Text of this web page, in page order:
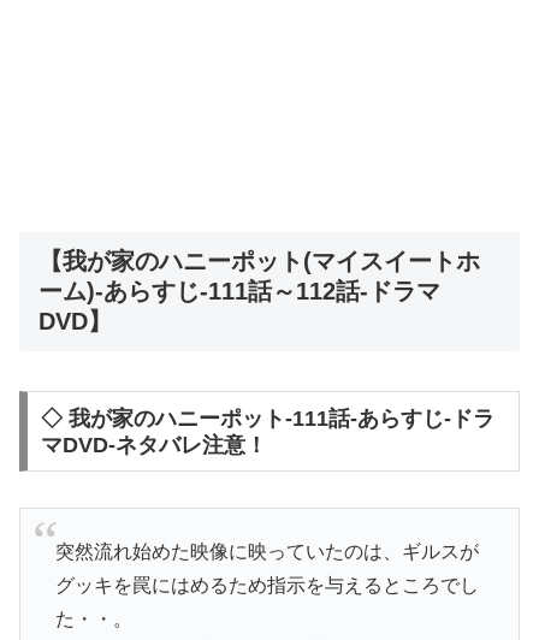
【我が家のハニーポット(マイスイートホ
ーム)-あらすじ-111話～112話-ドラマ
DVD】
◇ 我が家のハニーポット-111話-あらすじ-ドラ
マDVD-ネタバレ注意！
突然流れ始めた映像に映っていたのは、ギルスが
グッキを罠にはめるため指示を与えるところでし
た・・。